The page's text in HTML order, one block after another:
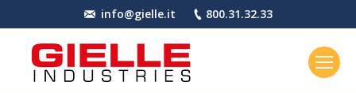
info@gielle.it 800.31.32.33